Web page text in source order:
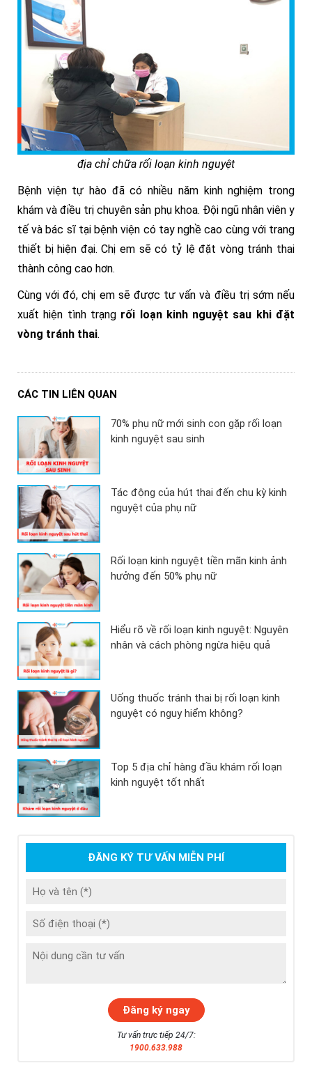
địa chỉ chữa rối loạn kinh nguyệt
Bệnh viện tự hào đã có nhiều năm kinh nghiệm trong
khám và điều trị chuyên sản phụ khoa. Đội ngũ nhân viên y
tế và bác sĩ tại bệnh viện có tay nghề cao cùng với trang
thiết bị hiện đại. Chị em sẽ có tỷ lệ đặt vòng tránh thai
thành công cao hơn.
Cùng với đó, chị em sẽ được tư vấn và điều trị sớm nếu
xuất hiện tình trạng rối loạn kinh nguyệt sau khi đặt
vòng tránh thai.
CÁC TIN LIÊN QUAN
70% phụ nữ mới sinh con gặp rối loạn
kinh nguyệt sau sinh
Tác động của hút thai đến chu kỳ kinh
nguyệt của phụ nữ
Rối loạn kinh nguyệt tiền mãn kinh ảnh
hưởng đến 50% phụ nữ
Hiểu rõ về rối loạn kinh nguyệt: Nguyên
nhân và cách phòng ngừa hiệu quả
Uống thuốc tránh thai bị rối loạn kinh
nguyệt có nguy hiểm không?
Top 5 địa chỉ hàng đầu khám rối loạn
kinh nguyệt tốt nhất
ĐĂNG KÝ TƯ VẤN MIỄN PHÍ
Tư vấn trực tiếp 24/7:
1900.633.988